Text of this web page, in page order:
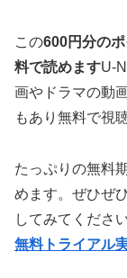
この600円分のポ
料で読めますU-
画やドラマの動
もあり無料で視
たっぷりの無料
めます。ぜひぜ
してみてください
無料トライアル